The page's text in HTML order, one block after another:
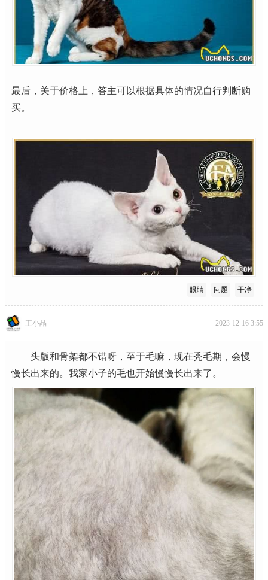
最后，关于价格上，答主可以根据具体的情况自行判断购
买。
眼睛 问题 干净
王小晶 2023-12-16 3:55
头版和骨架都不错呀，至于毛嘛，现在秃毛期，会慢
慢长出来的。我家小子的毛也开始慢慢长出来了。